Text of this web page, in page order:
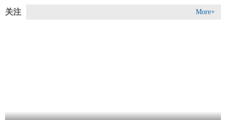
关注 More+